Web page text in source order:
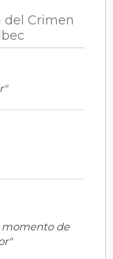
del Crimen
momento de